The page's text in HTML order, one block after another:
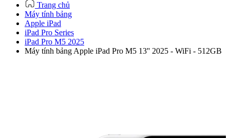
Trang chủ
Máy tính bảng
Apple iPad
iPad Pro Series
iPad Pro M5 2025
Máy tính bảng Apple iPad Pro M5 13'' 2025 - WiFi - 512GB